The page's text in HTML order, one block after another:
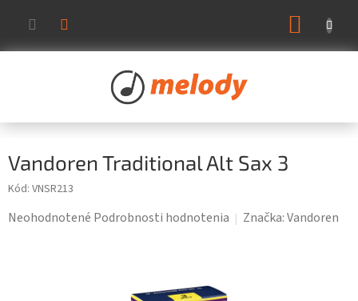
obsah
Vandoren Traditional Alt Sax 3
Kód: VNSR213
Priemerné
Neohodnotené Podrobnosti hodnotenia Značka:Vandoren